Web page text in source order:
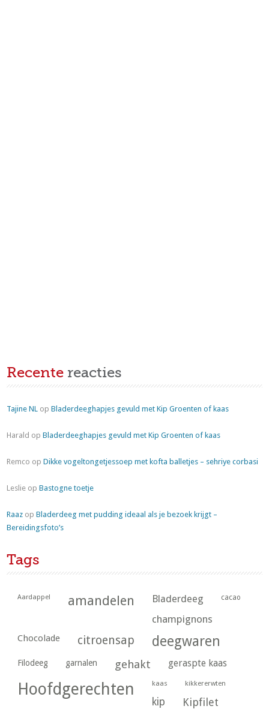
Recente reacties
Tajine NL opBladerdeeghapjes gevuld met Kip Groenten of kaas
Harald opBladerdeeghapjes gevuld met Kip Groenten of kaas
Remco opDikke vogeltongetjessoep met kofta balletjes – sehriye corbasi
Leslie opBastogne toetje
Raaz opBladerdeeg met pudding ideaal als je bezoek krijgt –
Bereidingsfoto’s
Tags
Aardappel amandelen Bladerdeeg cacao
champignons
Chocolade citroensap deegwaren
Filodeeg garnalen gehakt geraspte kaas
Hoofdgerechten kaas kikkererwten
kip Kipfilet